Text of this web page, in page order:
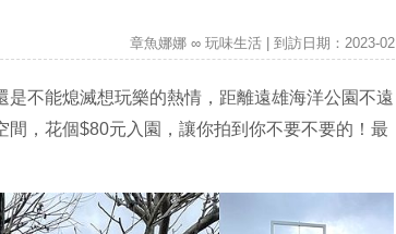
章魚娜娜 ∞ 玩味生活 | 到訪日期：2023-02
不能熄滅想玩樂的熱情，距離遠雄海洋公園不遠
間，花個$80元入園，讓你拍到你不要不要的！最